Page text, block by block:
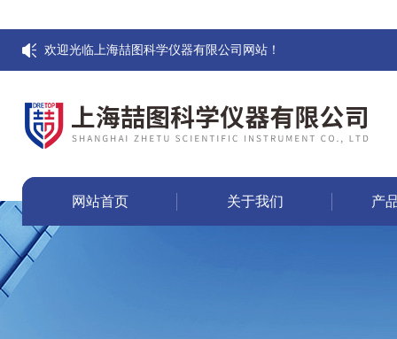
欢迎光临上海喆图科学仪器有限公司网站！
网站首页 关于我们 产